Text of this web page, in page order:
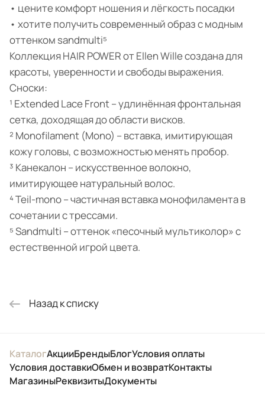
• цените комфорт ношения и лёгкость посадки
• хотите получить современный образ с модным
оттенком sandmulti⁵
Коллекция HAIR POWER от Ellen Wille создана для
красоты, уверенности и свободы выражения.
Сноски:
¹ Extended Lace Front – удлинённая фронтальная
сетка, доходящая до области висков.
² Monofilament (Mono) – вставка, имитирующая
кожу головы, с возможностью менять пробор.
³ Канекалон – искусственное волокно,
имитирующее натуральный волос.
⁴ Teil-mono – частичная вставка монофиламента в
сочетании с трессами.
⁵ Sandmulti – оттенок «песочный мультиколор» с
естественной игрой цвета.
Назад к списку
КаталогАкцииБрендыБлогУсловия оплаты
Условия доставкиОбмен и возвратКонтакты
МагазиныРеквизитыДокументы